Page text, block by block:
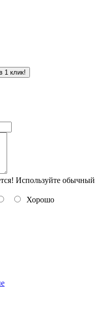
1 клик!
Используйте обычный
Хорошо